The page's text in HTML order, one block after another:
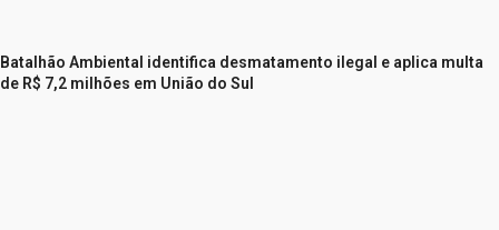
Batalhão Ambiental identifica desmatamento ilegal e aplica multa
de R$ 7,2 milhões em União do Sul